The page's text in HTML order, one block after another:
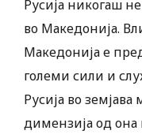
Русија никогаш
во Македонија.
Македонија е
големи сили и
Русија во
димензија од она